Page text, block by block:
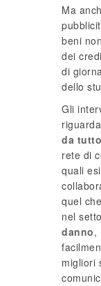
Ma
beni
dei
di
dello
Gli
da
rete di
quali
quel
nel
danno,
migliori